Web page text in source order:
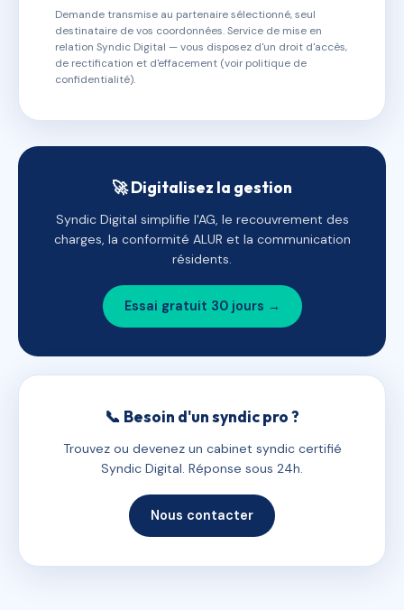
Demande transmise au partenaire sélectionné, seul
destinataire de vos coordonnées. Service de mise en
relation Syndic Digital — vous disposez d'un droit d'accès,
de rectification et d'effacement (voir politique de
confidentialité).
🚀 Digitalisez la gestion
Syndic Digital simplifie l'AG, le recouvrement des
charges, la conformité ALUR et la communication
résidents.
Essai gratuit 30 jours →
📞 Besoin d'un syndic pro ?
Trouvez ou devenez un cabinet syndic certifié
Syndic Digital. Réponse sous 24h.
Nous contacter